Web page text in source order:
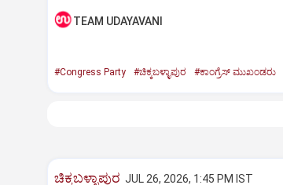
TEAM UDAYAVANI
#Congress Party #ಚಿಕ್ಕಬಳ್ಳಾಪುರ #ಕಾಂಗ್ರೆಸ್‌ ಮುಖಂಡರು
ಚಿಕ್ಕಬಳ್ಳಾಪುರ JUL 26, 2026, 1:45 PM IST